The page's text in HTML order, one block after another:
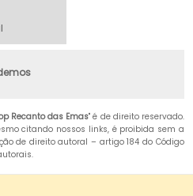
Recanto das Emas" é de direito reservado.
citando nossos links, é proibida sem a
de direito autoral – artigo 184 do Código
.